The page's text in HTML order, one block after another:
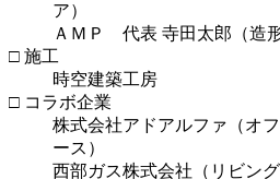
ア）
ＡＭＰ 代表 寺田太郎（造形
□ 施工
時空建築工房
□ コラボ企業
株式会社アドアルファ（オ
ース）
西部ガス株式会社（リビン